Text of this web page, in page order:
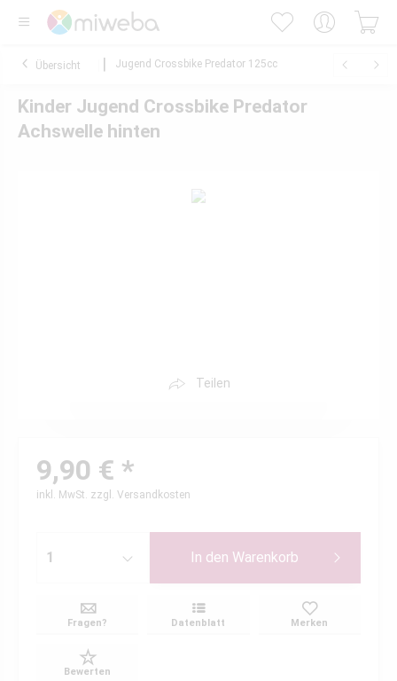
Übersicht Jugend Crossbike Predator 125cc
Kinder Jugend Crossbike Predator
Achswelle hinten
Teilen
9,90 € *
inkl. MwSt. zzgl. Versandkosten
In den Warenkorb
Fragen? Datenblatt Merken
Bewerten